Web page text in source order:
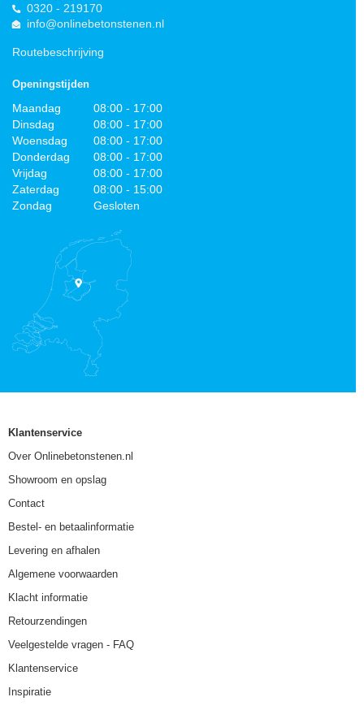
0320 - 219170
info@onlinebetonstenen.nl
Routebeschrijving
Openingstijden
Maandag
08:00 - 17:00
Dinsdag
08:00 - 17:00
Woensdag
08:00 - 17:00
Donderdag
08:00 - 17:00
Vrijdag
08:00 - 17:00
Zaterdag
08:00 - 15:00
Zondag
Gesloten
Klantenservice
Over Onlinebetonstenen.nl
Showroom en opslag
Contact
Bestel- en betaalinformatie
Levering en afhalen
Algemene voorwaarden
Klacht informatie
Retourzendingen
Veelgestelde vragen - FAQ
Klantenservice
Inspiratie